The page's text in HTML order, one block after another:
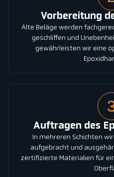
Vorbereitung
Alte Beläge werden
geschliffen und
gewährleisten wir eine
Auftragen des
In mehreren Schichten
aufgebracht und
zertifizierte Materialien für